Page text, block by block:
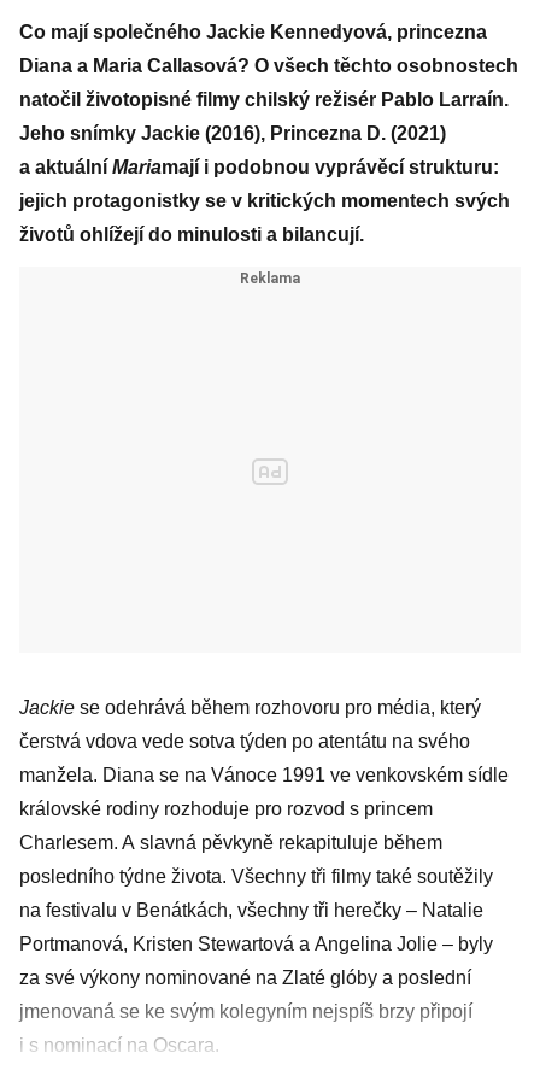
Co mají společného Jackie Kennedyová, princezna
Diana a Maria Callasová? O všech těchto osobnostech
natočil životopisné filmy chilský režisér Pablo Larraín.
Jeho snímky Jackie (2016), Princezna D. (2021)
a aktuální Mariamají i podobnou vyprávěcí strukturu:
jejich protagonistky se v kritických momentech svých
životů ohlížejí do minulosti a bilancují.
Jackie se odehrává během rozhovoru pro média, který
čerstvá vdova vede sotva týden po atentátu na svého
manžela. Diana se na Vánoce 1991 ve venkovském sídle
královské rodiny rozhoduje pro rozvod s princem
Charlesem. A slavná pěvkyně rekapituluje během
posledního týdne života. Všechny tři filmy také soutěžily
na festivalu v Benátkách, všechny tři herečky – Natalie
Portmanová, Kristen Stewartová a Angelina Jolie – byly
za své výkony nominované na Zlaté glóby a poslední
jmenovaná se ke svým kolegyním nejspíš brzy připojí
i s nominací na Oscara.